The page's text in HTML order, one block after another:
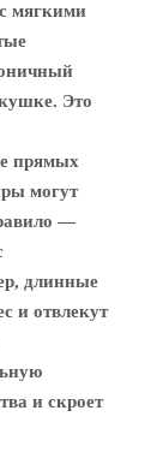
мягкими
Это
прямых
могут
—
длинные
и отвлекут
и скроет